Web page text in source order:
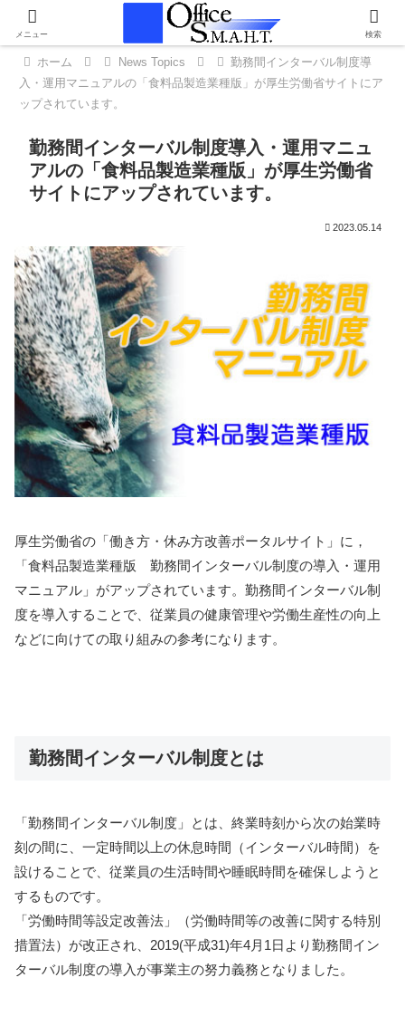
ホーム News Topics
勤務間インターバル制度導
入・運用マニュアルの「食料品製造業種版」が厚生労働省サイトにア
ップされています。
勤務間インターバル制度導入・運用マニュ
アルの「食料品製造業種版」が厚生労働省
サイトにアップされています。
2023.05.14
厚生労働省の「働き方・休み方改善ポータルサイト」に，
「食料品製造業種版 勤務間インターバル制度の導入・運用
マニュアル」がアップされています。勤務間インターバル制
度を導入することで、従業員の健康管理や労働生産性の向上
などに向けての取り組みの参考になります。
勤務間インターバル制度とは
「勤務間インターバル制度」とは、終業時刻から次の始業時
刻の間に、一定時間以上の休息時間（インターバル時間）を
設けることで、従業員の生活時間や睡眠時間を確保しようと
するものです。
「労働時間等設定改善法」（労働時間等の改善に関する特別
措置法）が改正され、2019(平成31)年4月1日より勤務間イン
ターバル制度の導入が事業主の努力義務となりました。
メニュー 検索